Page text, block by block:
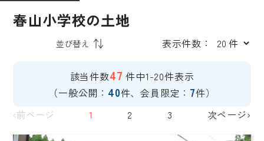
春山小学校の土地
表示件数：
該当件数47 件中1-20件表示
（一般公開： 40件、会員限定： 7件）
‹前ページ
1 2 3 次ページ›